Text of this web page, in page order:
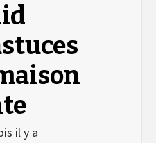
il y a